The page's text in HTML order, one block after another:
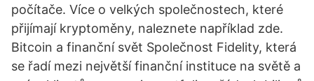
počítače. Více o velkých společnostech, které
přijímají kryptoměny, naleznete například zde.
Bitcoin a finanční svět Společnost Fidelity, která
se řadí mezi největší finanční instituce na světě a